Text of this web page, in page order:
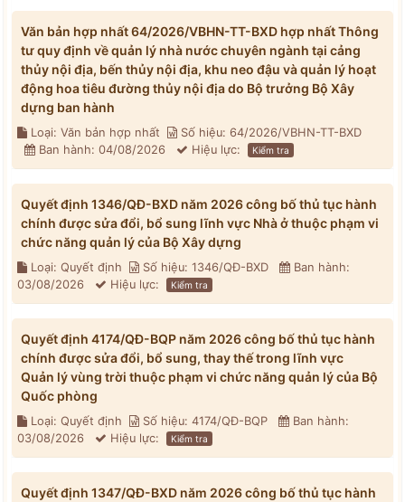
Văn bản hợp nhất 64/2026/VBHN-TT-BXD hợp nhất Thông
tư quy định về quản lý nhà nước chuyên ngành tại cảng
thủy nội địa, bến thủy nội địa, khu neo đậu và quản lý hoạt
động hoa tiêu đường thủy nội địa do Bộ trưởng Bộ Xây
dựng ban hành
Loại: Văn bản hợp nhất
Số hiệu: 64/2026/VBHN-TT-BXD
Ban hành: 04/08/2026
Hiệu lực: Kiểm tra
Quyết định 1346/QĐ-BXD năm 2026 công bố thủ tục hành
chính được sửa đổi, bổ sung lĩnh vực Nhà ở thuộc phạm vi
chức năng quản lý của Bộ Xây dựng
Loại: Quyết định Số hiệu: 1346/QĐ-BXD
Ban hành:
03/08/2026
Hiệu lực: Kiểm tra
Quyết định 4174/QĐ-BQP năm 2026 công bố thủ tục hành
chính được sửa đổi, bổ sung, thay thế trong lĩnh vực
Quản lý vùng trời thuộc phạm vi chức năng quản lý của Bộ
Quốc phòng
Loại: Quyết định Số hiệu: 4174/QĐ-BQP
Ban hành:
03/08/2026
Hiệu lực: Kiểm tra
Quyết định 1347/QĐ-BXD năm 2026 công bố thủ tục hành